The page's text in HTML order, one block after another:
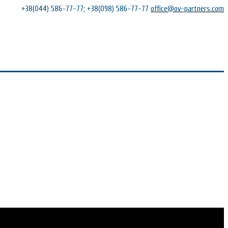
+38(044) 586-77-77; +38(098) 586-77-77 office@ov-partners.com